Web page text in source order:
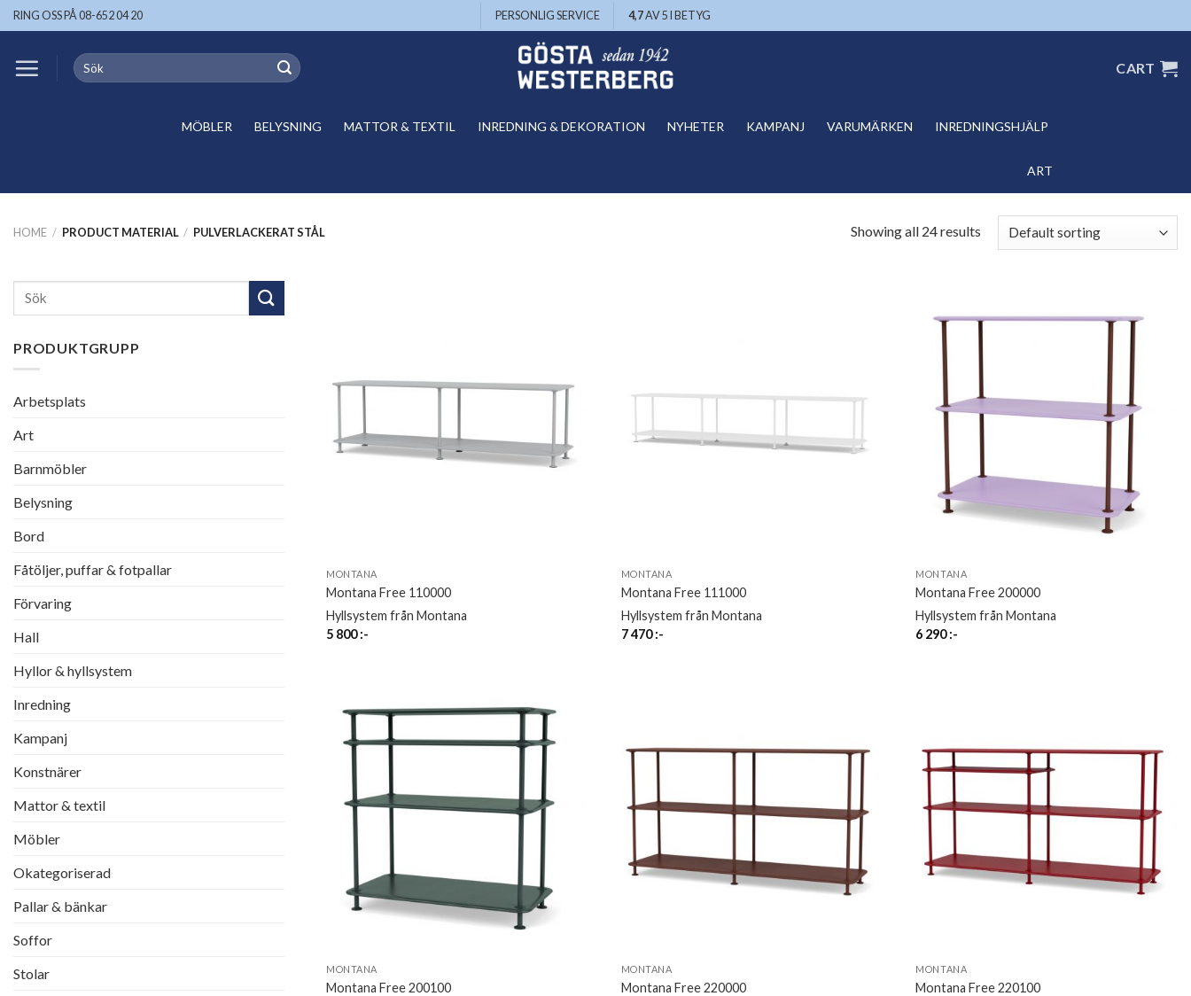
Skip
to
RING OSS PÅ 08-652 04 20 PERSONLIG SERVICE 4,7AV 5 I BETYG
Search
for:
CART
MÖBLER BELYSNING MATTOR & TEXTIL INREDNING & DEKORATION NYHETER KAMPANJ VARUMÄRKEN INREDNINGSHJÄLP
ART
HOME / PRODUCT MATERIAL / PULVERLACKERAT STÅL Showing all 24 results
Search
PRODUKTGRUPP
Arbetsplats
Art
Barnmöbler
Belysning
Bord
Fåtöljer, puffar & fotpallar
Förvaring
Hall
Hyllor & hyllsystem
Inredning
Kampanj
Konstnärer
Mattor & textil
Möbler
Okategoriserad
Pallar & bänkar
Soffor
Stolar
MONTANA
Montana Free 110000
Hyllsystem från Montana
5 800:-
MONTANA
Montana Free 111000
Hyllsystem från Montana
7 470:-
MONTANA
Montana Free 200000
Hyllsystem från Montana
6 290:-
MONTANA
Montana Free 200100
MONTANA
Montana Free 220000
MONTANA
Montana Free 220100